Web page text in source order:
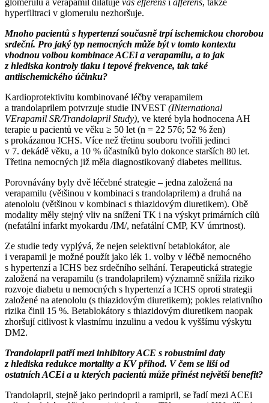
hyperfiltraci v glomerulu nezhoršuje.
Mnoho pacientů s hypertenzí současně trpí ischemickou chorobou
srdeční. Pro jaký typ nemocných může být v tomto kontextu
vhodnou volbou kombinace ACEi a verapamilu, a to jak
z hlediska kontroly tlaku i tepové frekvence, tak také
antiischemického účinku?
Kardioprotektivitu kombinované léčby verapamilem
a trandolaprilem potvrzuje studie INVEST (INternational
VErapamil SR/Trandolapril Study), ve které byla hodnocena AH
terapie u pacientů ve věku ≥ 50 let (n = 22 576; 52 % žen)
s prokázanou ICHS. Více než třetinu souboru tvořili jedinci
v 7. dekádě věku, a 10 % účastníků bylo dokonce starších 80 let.
Třetina nemocných již měla diagnostikovaný diabetes mellitus.
Porovnávány byly dvě léčebné strategie –⁠ jedna založená na
verapamilu (většinou v kombinaci s trandolaprilem) a druhá na
atenololu (většinou v kombinaci s thiazidovým diuretikem). Obě
modality měly stejný vliv na snížení TK i na výskyt primárních cílů
(nefatální infarkt myokardu /IM/, nefatální CMP, KV úmrtnost).
Ze studie tedy vyplývá, že nejen selektivní betablokátor, ale
i verapamil je možné použít jako lék 1. volby v léčbě nemocného
s hypertenzí a ICHS bez srdečního selhání. Terapeutická strategie
založená na verapamilu (s trandolaprilem) významně snížila riziko
rozvoje diabetu u nemocných s hypertenzí a ICHS oproti strategii
založené na atenololu (s thiazidovým diuretikem); pokles relativního
rizika činil 15 %. Betablokátory s thiazidovým diuretikem naopak
zhoršují citlivost k vlastnímu inzulinu a vedou k vyššímu výskytu
DM2.
Trandolapril patří mezi inhibitory ACE s robustními daty
z hlediska redukce mortality a KV příhod. V čem se liší od
ostatních ACEi a u kterých pacientů může přinést největší benefit?
Trandolapril, stejně jako perindopril a ramipril, se řadí mezi ACEi